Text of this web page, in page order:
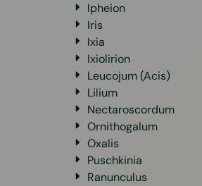
Ipheion
Iris
Ixia
Ixiolirion
Leucojum (Acis)
Lilium
Nectaroscordum
Ornithogalum
Oxalis
Puschkinia
Ranunculus